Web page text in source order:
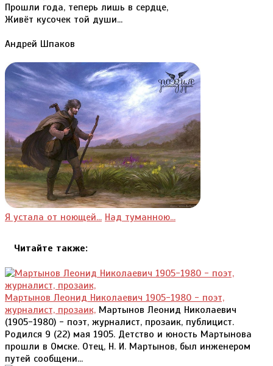
Прошли года, теперь лишь в сердце,
Живёт кусочек той души...
Андрей Шпаков
Я устала от ноющей... Над туманною...
Читайте также:
Мартынов Леонид Николаевич 1905-1980 - поэт,
журналист, прозаик, Мартынов Леонид Николаевич
(1905-1980) - поэт, журналист, прозаик, публицист.
Родился 9 (22) мая 1905. Детство и юность Мартынова
прошли в Омске. Отец, Н. И. Мартынов, был инженером
путей сообщени...